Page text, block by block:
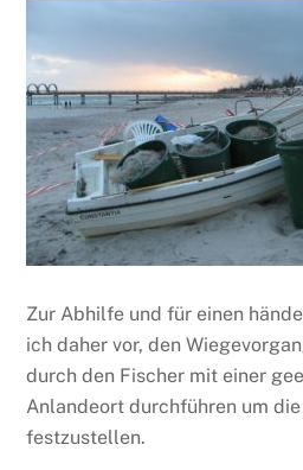
Zur Abhilfe und für einen
ich daher vor, den
durch den Fischer mit einer
Anlandeort durchführen um
festzustellen.